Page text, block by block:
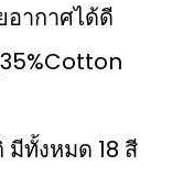
อากาศได้ดี
มีทั้งหมด 18 สี